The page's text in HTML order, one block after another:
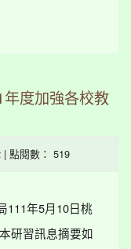
度加強各校教
| 點閱數： 519
年5月10日桃
研習訊息摘要如